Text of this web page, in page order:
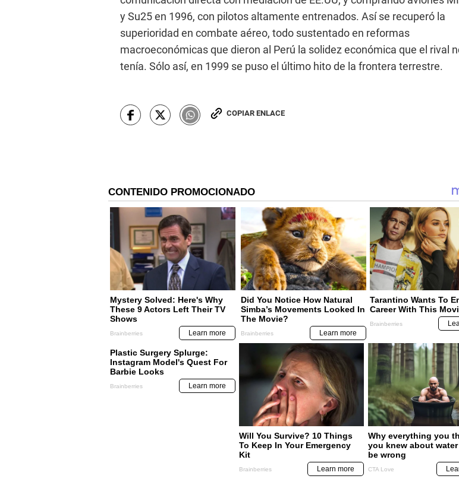
y Su25 en 1996, con pilotos altamente entrenados. Así se recuperó la
superioridad en combate aéreo, todo sustentado en reformas
macroeconómicas que dieron al Perú la solidez económica que el rival
tenía. Sólo así, en 1999 se puso el último hito de la frontera terrestre.
COPIAR ENLACE